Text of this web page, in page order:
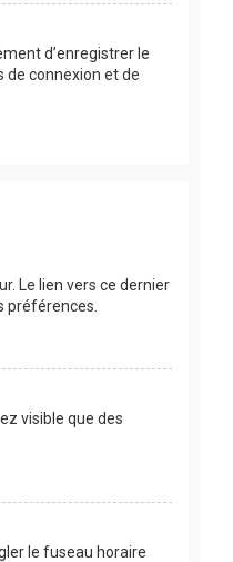
d’enregistrer le
de connexion et de
Le lien vers ce dernier
préférences.
visible que des
le fuseau horaire